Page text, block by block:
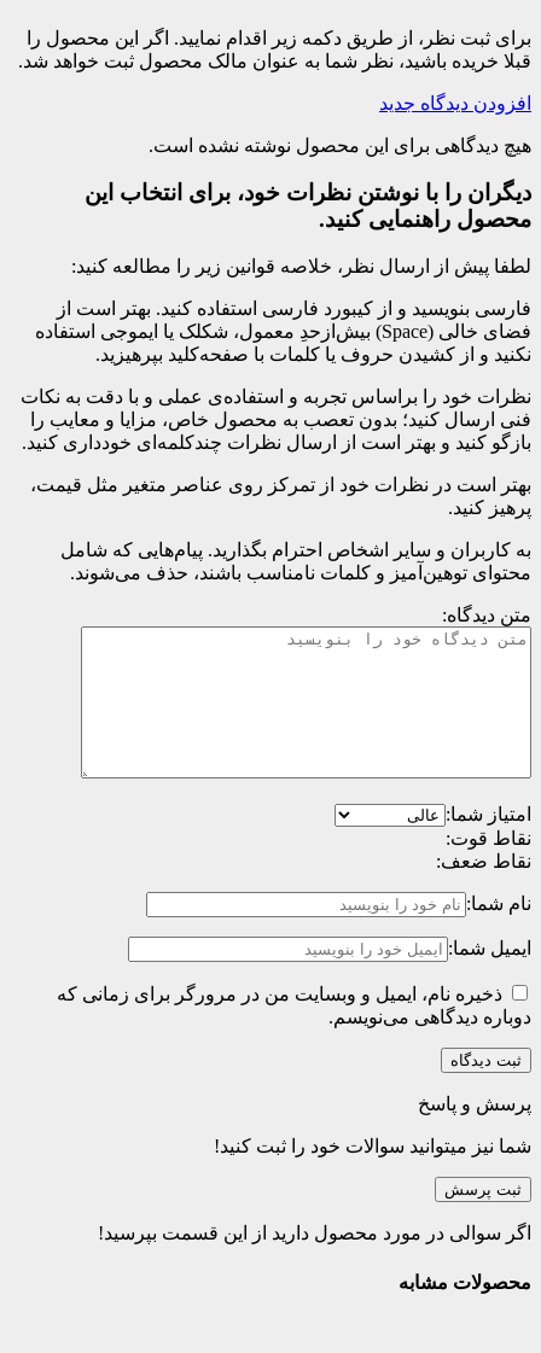
برای ثبت نظر، از طریق دکمه زیر اقدام نمایید. اگر این محصول را
قبلا خریده باشید، نظر شما به عنوان مالک محصول ثبت خواهد شد.
افزودن دیدگاه جدید
هیچ دیدگاهی برای این محصول نوشته نشده است.
دیگران را با نوشتن نظرات خود، برای انتخاب این
محصول راهنمایی کنید.
لطفا پیش از ارسال نظر، خلاصه قوانین زیر را مطالعه کنید:
فارسی بنویسید و از کیبورد فارسی استفاده کنید. بهتر است از
فضای خالی (Space) بیش‌از‌حدِ معمول، شکلک یا ایموجی استفاده
نکنید و از کشیدن حروف یا کلمات با صفحه‌کلید بپرهیزید.
نظرات خود را براساس تجربه و استفاده‌ی عملی و با دقت به نکات
فنی ارسال کنید؛ بدون تعصب به محصول خاص، مزایا و معایب را
بازگو کنید و بهتر است از ارسال نظرات چندکلمه‌‌ای خودداری کنید.
بهتر است در نظرات خود از تمرکز روی عناصر متغیر مثل قیمت،
پرهیز کنید.
به کاربران و سایر اشخاص احترام بگذارید. پیام‌هایی که شامل
محتوای توهین‌آمیز و کلمات نامناسب باشند، حذف می‌شوند.
متن دیدگاه:
امتیاز شما:
نقاط قوت:
نقاط ضعف:
نام شما:
ایمیل شما:
ذخیره نام، ایمیل و وبسایت من در مرورگر برای زمانی که
دوباره دیدگاهی می‌نویسم.
پرسش و پاسخ
شما نیز میتوانید سوالات خود را ثبت کنید!
ثبت پرسش
اگر سوالی در مورد محصول دارید از این قسمت بپرسید!
محصولات مشابه